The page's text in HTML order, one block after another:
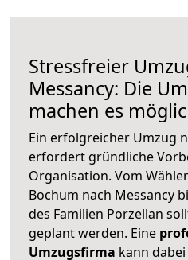
Stressfreier
Messancy: Die
machen es
Ein erfolgreicher Umzug
erfordert gründliche
Organisation. Vom
Bochum nach Messancy
des Familien Porzellan
geplant werden. Eine
Umzugsfirma kann